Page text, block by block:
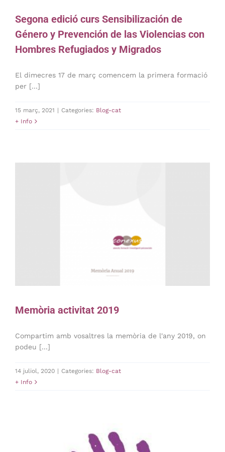
Segona edició curs Sensibilización de
Género y Prevención de las Violencias con
Hombres Refugiados y Migrados
El dimecres 17 de març comencem la primera formació
per [...]
15 març, 2021 | Categories: Blog-cat
+ Info
Memòria activitat 2019
Compartim amb vosaltres la memòria de l'any 2019, on
podeu [...]
14 juliol, 2020 | Categories: Blog-cat
+ Info